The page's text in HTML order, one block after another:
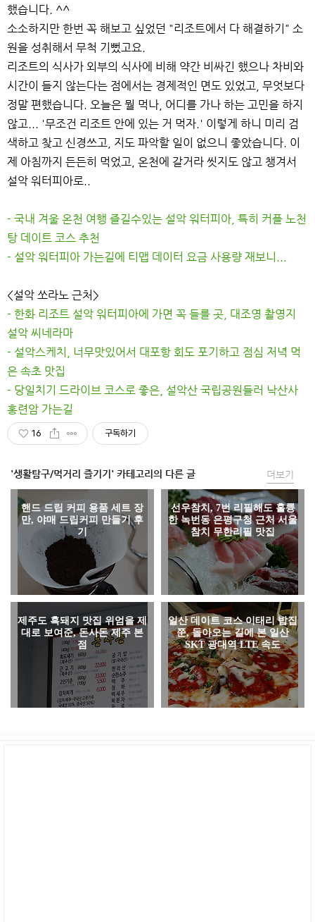
했습니다. ^^
소소하지만 한번 꼭 해보고 싶었던 "리조트에서 다 해결하기" 소
원을 성취해서 무척 기뻤고요.
리조트의 식사가 외부의 식사에 비해 약간 비싸긴 했으나 차비와
시간이 들지 않는다는 점에서는 경제적인 면도 있었고, 무엇보다
정말 편했습니다. 오늘은 뭘 먹나, 어디를 가나 하는 고민을 하지
않고... '무조건 리조트 안에 있는 거 먹자.' 이렇게 하니 미리 검
색하고 찾고 신경쓰고, 지도 파악할 일이 없으니 좋았습니다. 이
제 아침까지 든든히 먹었고, 온천에 갈거라 씻지도 않고 챙겨서
설악 워터피아로..
- 국내 겨울 온천 여행 즐길수있는 설악 워터피아, 특히 커플 노천
탕 데이트 코스 추천
- 설악 워터피아 가는길에 티맵 데이터 요금 사용량 재보니...
<설악 쏘라노 근처>
- 한화 리조트 설악 워터피아에 가면 꼭 들를 곳, 대조영 촬영지
설악 씨네라마
- 설악스케치, 너무맛있어서 대포항 회도 포기하고 점심 저녁 먹
은 속초 맛집
- 당일치기 드라이브 코스로 좋은, 설악산 국립공원들러 낙산사
홍련암 가는길
16 구독하기
'생활탐구/먹거리 즐기기' 카테고리의 다른 글
핸드 드립 커피 용품 세트 장
만, 야매 드립커피 만들기 후
기
선우참치, 7번 리필해도 훌륭
한 녹번동 은평구청 근처 서울
참치 무한리필 맛집
제주도 흑돼지 맛집 위엄을 제
대로 보여준, 돈사돈 제주 본
점
일산 데이트 코스 이태리 밥집
쭌, 돌아오는 길에 본 일산
SKT 광대역 LTE 속도
더보기